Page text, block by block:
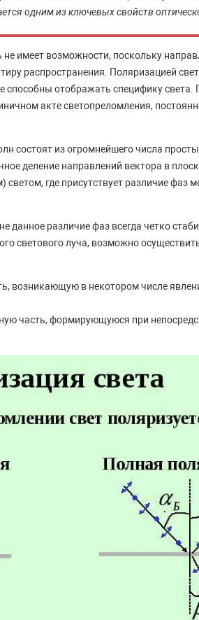
одним из ключевых свойств
имеет возможности, поскольку
распространения. Поляризацией
способны отображать специфику
акте светопреломления,
состоят из огромнейшего числа
деление направлений вектора в
где присутствует различие фаз
данное различие фаз всегда четко
светового луча, возможно
возникающую в некотором числе
часть, формирующуюся при